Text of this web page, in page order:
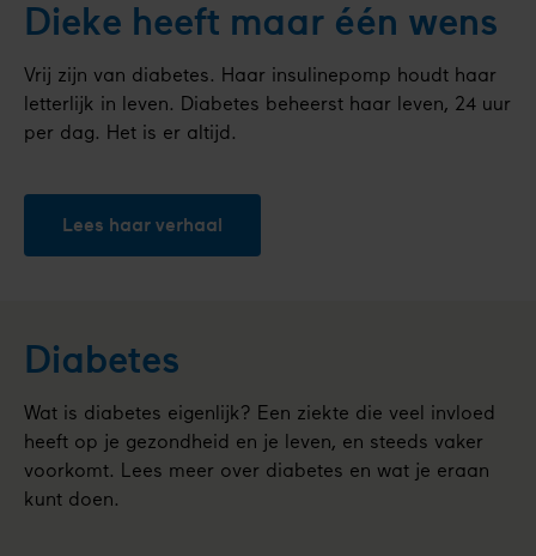
Dieke heeft maar één wens
Vrij zijn van diabetes. Haar insulinepomp houdt haar
letterlijk in leven. Diabetes beheerst haar leven, 24 uur
per dag. Het is er altijd.
Lees haar verhaal
Diabetes
Wat is diabetes eigenlijk? Een ziekte die veel invloed
heeft op je gezondheid en je leven, en steeds vaker
voorkomt. Lees meer over diabetes en wat je eraan
kunt doen.